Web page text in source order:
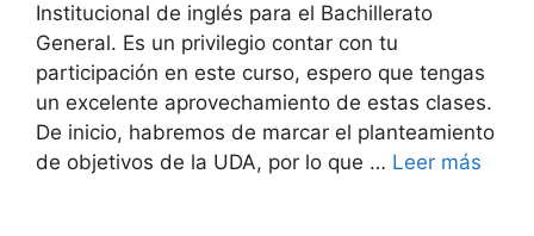
Institucional de inglés para el Bachillerato
General. Es un privilegio contar con tu
participación en este curso, espero que tengas
un excelente aprovechamiento de estas clases.
De inicio, habremos de marcar el planteamiento
de objetivos de la UDA, por lo que … Leer más